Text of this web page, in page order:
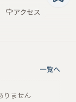
アクセス
一覧へ
りません